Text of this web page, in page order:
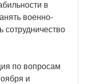
в
военно-
сотрудничество
по вопросам
и